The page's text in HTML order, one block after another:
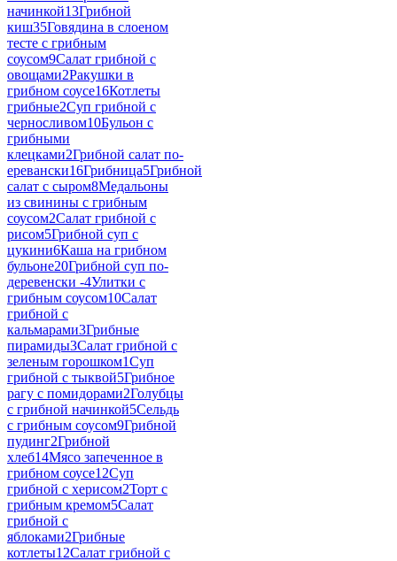
начинкой13Грибной
киш35Говядина в слоеном
тесте с грибным
соусом9Салат грибной с
овощами2Ракушки в
грибном соусе16Котлеты
грибные2Суп грибной с
черносливом10Бульон с
грибными
клецками2Грибной салат по-
еревански16Грибница5Грибной
салат с сыром8Медальоны
из свинины с грибным
соусом2Салат грибной с
рисом5Грибной суп с
цукини6Каша на грибном
бульоне20Грибной суп по-
деревенски -4Улитки с
грибным соусом10Салат
грибной с
кальмарами3Грибные
пирамиды3Салат грибной с
зеленым горошком1Суп
грибной с тыквой5Грибное
рагу с помидорами2Голубцы
с грибной начинкой5Сельдь
с грибным соусом9Грибной
пудинг2Грибной
хлеб14Мясо запеченное в
грибном соусе12Суп
грибной с херисом2Торт с
грибным кремом5Салат
грибной с
яблоками2Грибные
котлеты12Салат грибной с